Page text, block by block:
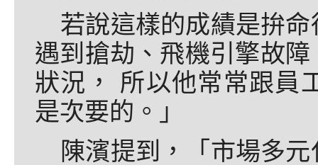
若說這樣的成績是拚
遇到搶劫、飛機引擎故
狀況， 所以他常常跟員
是次要的。」
陳濱提到，「市場多